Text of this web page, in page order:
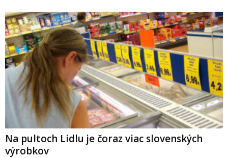
Na pultoch Lidlu je čoraz viac slovenských
výrobkov